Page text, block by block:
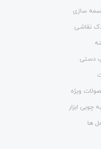
سازی
نقاشی
دستی
ویژه
چوبی ابزار
ها